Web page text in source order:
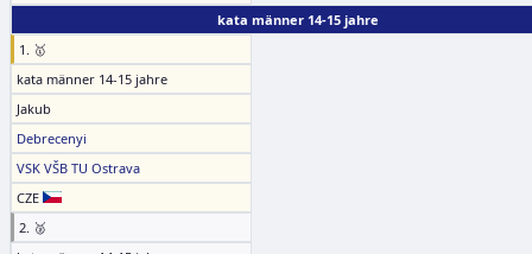
kata männer 14-15 jahre
1. 🥇
kata männer 14-15 jahre
Jakub
Debrecenyi
VSK VŠB TU Ostrava
CZE
2. 🥈